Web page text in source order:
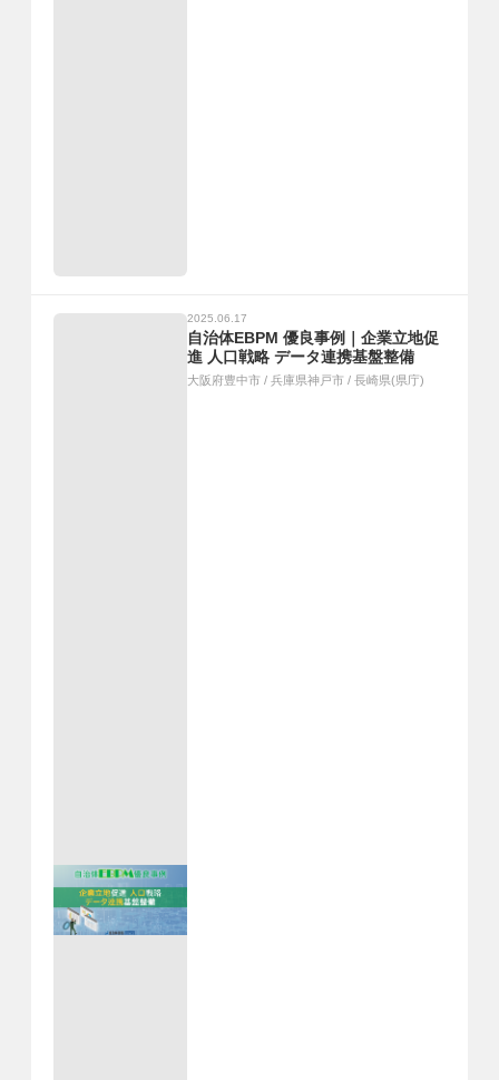
2025.06.17
自治体EBPM 優良事例｜企業立地促
進 人口戦略 データ連携基盤整備
大阪府豊中市 / 兵庫県神戸市 / 長崎県(県庁)